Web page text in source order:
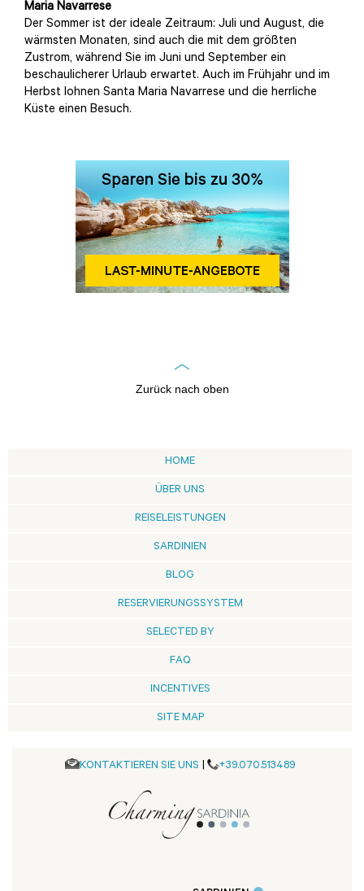
Maria Navarrese
Der Sommer ist der ideale Zeitraum: Juli und August, die
wärmsten Monaten, sind auch die mit dem größten
Zustrom, während Sie im Juni und September ein
beschaulicherer Urlaub erwartet. Auch im Frühjahr und im
Herbst lohnen Santa Maria Navarrese und die herrliche
Küste einen Besuch.
Zurück nach oben
HOME
ÜBER UNS
REISELEISTUNGEN
SARDINIEN
BLOG
RESERVIERUNGSSYSTEM
SELECTED BY
FAQ
INCENTIVES
SITE MAP
KONTAKTIEREN SIE UNS +39.070.513489